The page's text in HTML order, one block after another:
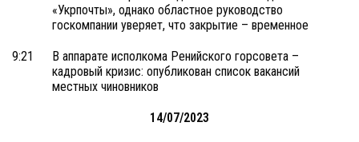
«Укрпочты», однако областное руководство
госкомпании уверяет, что закрытие – временное
9:21
В аппарате исполкома Ренийского горсовета –
кадровый кризис: опубликован список вакансий
местных чиновников
14/07/2023